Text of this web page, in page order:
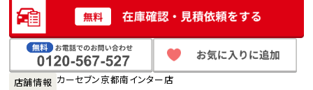
店舗情報 カーセブン京都南インター店